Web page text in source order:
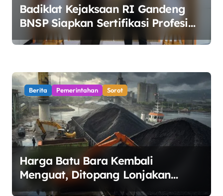
Badiklat Kejaksaan RI Gandeng
BNSP Siapkan Sertifikasi Profesi
Jaksa
Berita Pemerintahan Sorot
Harga Batu Bara Kembali
Menguat, Ditopang Lonjakan
Harga Minyak dan Pasokan Ketat